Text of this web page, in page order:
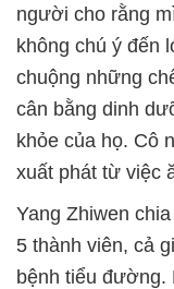
người cho rằng
không chú ý đến
chuộng những
cân bằng dinh
khỏe của họ. Cô
xuất phát từ việc
Yang Zhiwen
5 thành viên, cả
bệnh tiểu đường.